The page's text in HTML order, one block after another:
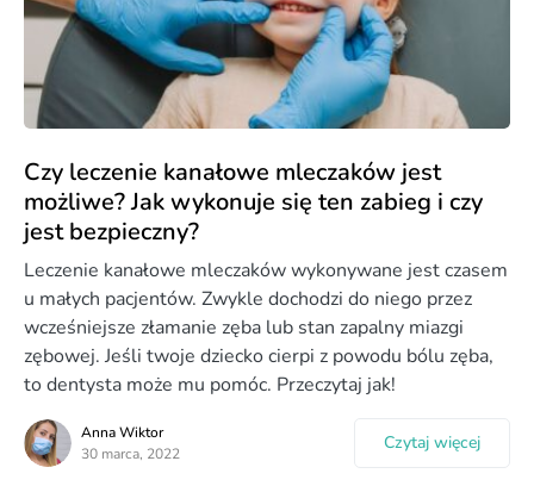
Czy leczenie kanałowe mleczaków jest
możliwe? Jak wykonuje się ten zabieg i czy
jest bezpieczny?
Leczenie kanałowe mleczaków wykonywane jest czasem
u małych pacjentów. Zwykle dochodzi do niego przez
wcześniejsze złamanie zęba lub stan zapalny miazgi
zębowej. Jeśli twoje dziecko cierpi z powodu bólu zęba,
to dentysta może mu pomóc. Przeczytaj jak!
Anna Wiktor
30 marca, 2022
Czytaj więcej